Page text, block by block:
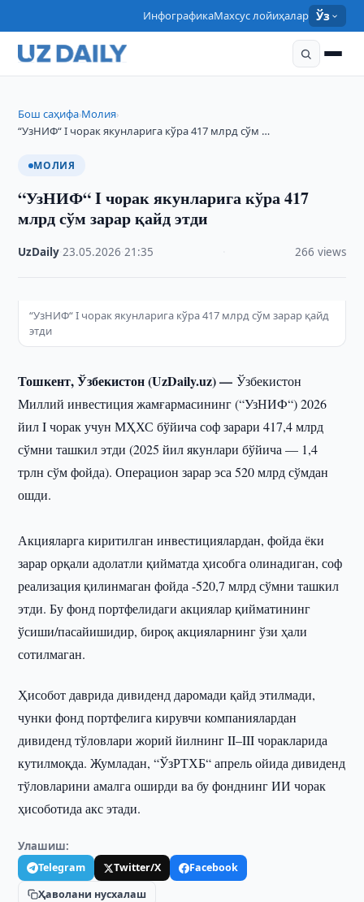
ИнфографикаМахсус лойиҳалар Ўз
Бош саҳифа›Молия›
“УзНИФ“ I чорак якунларига кўра 417 млрд сўм …
МОЛИЯ
“УзНИФ“ I чорак якунларига кўра 417
млрд сўм зарар қайд этди
UzDaily ·23.05.2026 ·21:35 266 views
“УзНИФ“ I чорак якунларига кўра 417 млрд сўм зарар қайд
этди
Тошкент, Ўзбекистон (UzDaily.uz) —Ўзбекистон
Миллий инвестиция жамғармасининг (“УзНИФ“) 2026
йил I чорак учун МҲХС бўйича соф зарари 417,4 млрд
сўмни ташкил этди (2025 йил якунлари бўйича — 1,4
трлн сўм фойда). Операцион зарар эса 520 млрд сўмдан
ошди.
Акцияларга киритилган инвестициялардан, фойда ёки
зарар орқали адолатли қийматда ҳисобга олинадиган, соф
реализация қилинмаган фойда -520,7 млрд сўмни ташкил
этди. Бу фонд портфелидаги акциялар қийматининг
ўсиши/пасайишидир, бироқ акцияларнинг ўзи ҳали
сотилмаган.
Ҳисобот даврида дивиденд даромади қайд этилмади,
чунки фонд портфелига кирувчи компаниялардан
дивиденд тўловлари жорий йилнинг II–III чоракларида
кутилмоқда. Жумладан, “ЎзРТХБ“ апрель ойида дивиденд
тўловларини амалга оширди ва бу фонднинг ИИ чорак
ҳисоботида акс этади.
Улашиш:
Telegram Twitter/X
Facebook
Ҳаволани нусхалаш